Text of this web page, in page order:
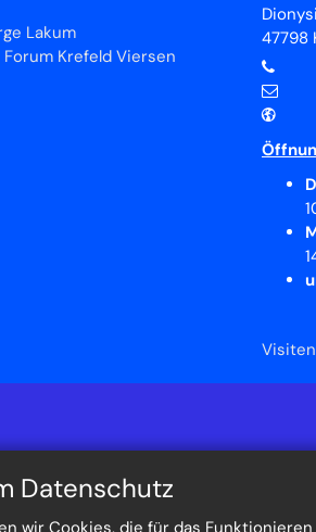
Datenschutz
wir Cookies, die für das
Lakum
Krefeld Viersen
47798